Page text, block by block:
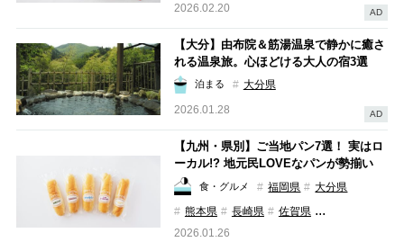
AD
2026.02.20
【大分】由布院＆筋湯温泉で静かに癒さ
れる温泉旅。心ほどける大人の宿3選
AD
泊まる
大分県
2026.01.28
【九州・県別】ご当地パン7選！ 実はロ
ーカル!? 地元民LOVEなパンが勢揃い
食・グルメ 福岡県
大分県
熊本県
長崎県 佐賀県 ...
2026.01.26